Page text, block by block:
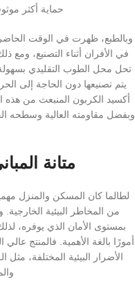
حماية أكثر
وبالطبع، ظهرت في الوقت
في الأفران أثناء التصنيع، ومع
تحل محل الطوب التقليدي
يتم تصنيعها دون الحاجة إلى
أكسيد الكربون المنبعث من هذه
وبفضل مقاومته العالية وسطحه
متانة
لطالما كان المسكن والمنزل
من المخاطر البيئية الخارجية.
بمستوى الأمان الذي يوفره،
أمورًا بالغة الأهمية. فالمنتج
الأضرار البيئية المختلفة، مثل